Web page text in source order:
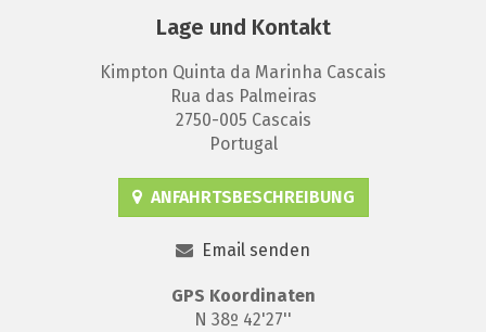
Lage und Kontakt
Kimpton Quinta da Marinha Cascais
Rua das Palmeiras
2750-005 Cascais
Portugal
ANFAHRTSBESCHREIBUNG
Email senden
GPS Koordinaten
N 38º 42'27''